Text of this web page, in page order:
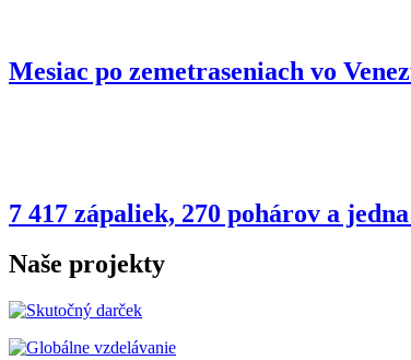
Mesiac po zemetraseniach vo
7 417 zápaliek, 270 pohárov a
Naše projekty